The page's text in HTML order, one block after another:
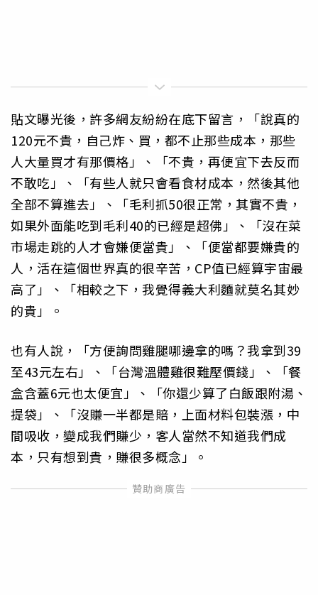
貼文曝光後，許多網友紛紛在底下留言，「說真的
120元不貴，自己炸、買，都不止那些成本，那些
人大量買才有那價格」、「不貴，再便宜下去反而
不敢吃」、「有些人就只會看食材成本，然後其他
全部不算進去」、「毛利抓50很正常，其實不貴，
如果外面能吃到毛利40的已經是超佛」、「沒在菜
市場走跳的人才會嫌便當貴」、「便當都要嫌貴的
人，活在這個世界真的很辛苦，CP值已經算宇宙最
高了」、「相較之下，我覺得義大利麵就莫名其妙
的貴」。
也有人說，「方便詢問雞腿哪邊拿的嗎？我拿到39
至43元左右」、「台灣溫體雞很難壓價錢」、「餐
盒含蓋6元也太便宜」、「你還少算了白飯跟附湯、
提袋」、「沒賺一半都是賠，上面材料包裝漲，中
間吸收，變成我們賺少，客人當然不知道我們成
本，只有想到貴，賺很多概念」。